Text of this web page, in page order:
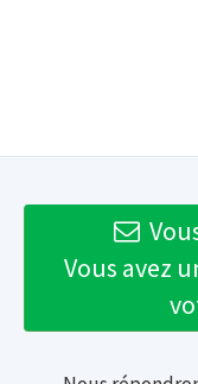
Vous avez